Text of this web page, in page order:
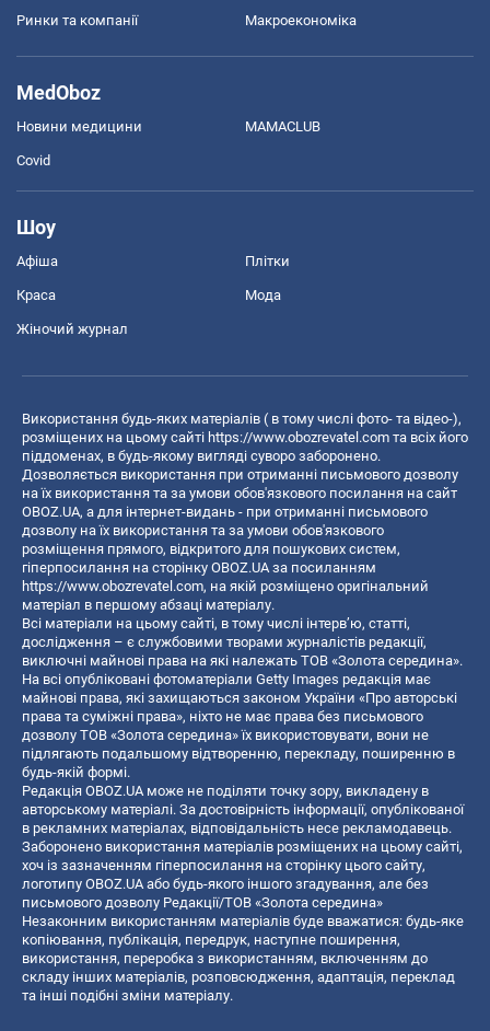
Ринки та компанії Макроекономіка
MedOboz
Новини медицини MAMACLUB
Covid
Шоу
Афіша Плітки
Краса Мода
Жіночий журнал
Використання будь-яких матеріалів ( в тому числі фото- та відео-),
розміщених на цьому сайті https://www.obozrevatel.com та всіх його
піддоменах, в будь-якому вигляді суворо заборонено.
Дозволяється використання при отриманні письмового дозволу
на їх використання та за умови обов'язкового посилання на сайт
OBOZ.UA, а для інтернет-видань - при отриманні письмового
дозволу на їх використання та за умови обов'язкового
розміщення прямого, відкритого для пошукових систем,
гіперпосилання на сторінку OBOZ.UA за посиланням
https://www.obozrevatel.com, на якій розміщено оригінальний
матеріал в першому абзаці матеріалу.
Всі матеріали на цьому сайті, в тому числі інтерв’ю, статті,
дослідження – є службовими творами журналістів редакції,
виключні майнові права на які належать ТОВ «Золота середина».
На всі опубліковані фотоматеріали Getty Images редакція має
майнові права, які захищаються законом України «Про авторські
права та суміжні права», ніхто не має права без письмового
дозволу ТОВ «Золота середина» їх використовувати, вони не
підлягають подальшому відтворенню, перекладу, поширенню в
будь-якій формі.
Редакція OBOZ.UA може не поділяти точку зору, викладену в
авторському матеріалі. За достовірність інформації, опублікованої
в рекламних матеріалах, відповідальність несе рекламодавець.
Заборонено використання матеріалів розміщених на цьому сайті,
хоч із зазначенням гіперпосилання на сторінку цього сайту,
логотипу OBOZ.UA або будь-якого іншого згадування, але без
письмового дозволу Редакції/ТОВ «Золота середина»
Незаконним використанням матеріалів буде вважатися: будь-яке
копiювання, публiкацiя, передрук, наступне поширення,
використання, переробка з використанням, включенням до
складу інших матеріалів, розповсюдження, адаптація, переклад
та інші подібні зміни матеріалу.